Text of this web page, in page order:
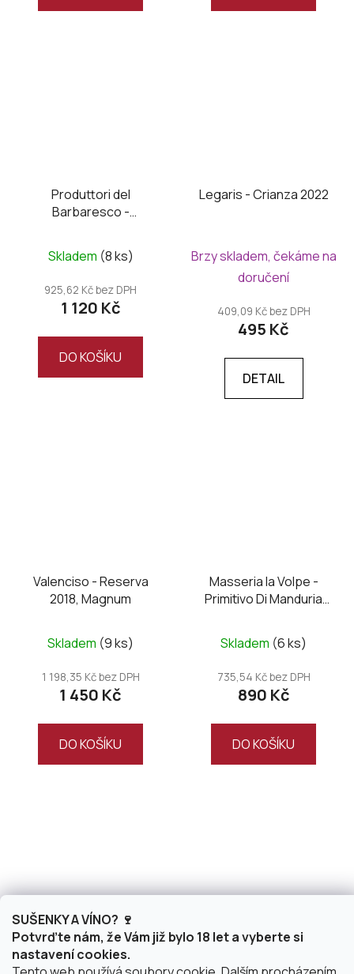
SUŠENKY A VÍNO? 🍷
Potvrďte nám, že Vám již bylo 18 let a vyberte si
nastavení cookies.
Produttori del
Barbaresco -
2022
Skladem (8 ks)
925,62 Kč bez DPH
1 120 Kč
DO KOŠÍKU
Legaris - Crianza 2022
Brzy skladem, čekáme na
doručení
409,09 Kč bez DPH
495 Kč
DETAIL
Valenciso - Reserva
2018, Magnum
Skladem (9 ks)
1 198,35 Kč bez DPH
1 450 Kč
DO KOŠÍKU
Masseria la Volpe -
Primitivo Di Manduria
Magnum wooden box
Skladem (6 ks)
735,54 Kč bez DPH
890 Kč
DO KOŠÍKU
Aurelia Visinescu -
Anima Merlot 2017
Produttori del
Barbaresco -